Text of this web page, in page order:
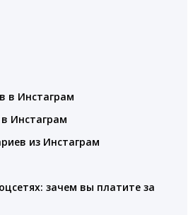
в Инстаграм
Инстаграм
из Инстаграм
зачем вы платите за